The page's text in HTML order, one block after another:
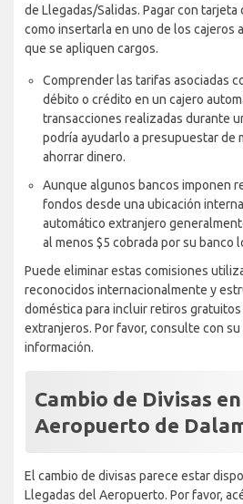
de Llegadas/Salidas. Pagar con
como insertarla en uno de los cajeros
que se apliquen cargos.
Comprender las tarifas asociadas
débito o crédito en un cajero
transacciones realizadas durante
podría ayudarlo a presupuestar de
ahorrar dinero.
Aunque algunos bancos imponen
fondos desde una ubicación
automático extranjero
al menos $5 cobrada por su banco
Puede eliminar estas comisiones
reconocidos internacionalmente y
doméstica para incluir retiros
extranjeros. Por favor, consulte con
información.
Cambio de Divisas
Aeropuerto de
El cambio de divisas parece estar
Llegadas del Aeropuerto. Por favor,